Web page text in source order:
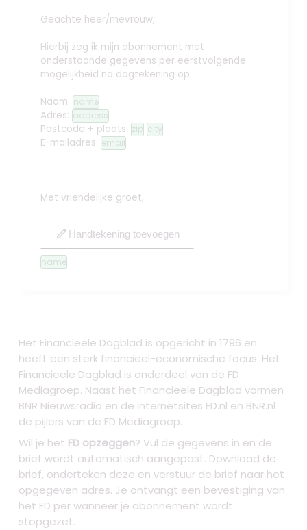
Geachte heer/mevrouw,
Hierbij zeg ik mijn abonnement met
onderstaande gegevens per eerstvolgende
mogelijkheid na dagtekening op.
Naam: name
Adres: address
Postcode + plaats: zip city
E-mailadres: email
Met vriendelijke groet,
edit Handtekening toevoegen
name
Het Financieele Dagblad is opgericht in 1796 en
heeft een sterk financieel-economische focus. Het
Financieele Dagblad is onderdeel van de FD
Mediagroep. Naast het Financieele Dagblad vormen
BNR Nieuwsradio en de internetsites FD.nl en BNR.nl
de pijlers van de FD Mediagroep.
Wil je het FD opzeggen? Vul de gegevens in en de
brief wordt automatisch aangepast. Download de
brief, onderteken deze en verstuur de brief naar het
opgegeven adres. Je ontvangt een bevestiging van
het FD per wanneer je abonnement wordt
stopgezet.